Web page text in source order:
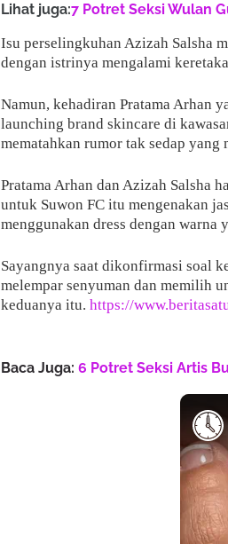
Lihat juga:7 Potret Seksi Wulan
Isu perselingkuhan Azizah Salsha
dengan istrinya mengalami
Namun, kehadiran Pratama Arhan
launching brand skincare di
mematahkan rumor tak sedap
Pratama Arhan dan Azizah Salsha
untuk Suwon FC itu mengenakan
menggunakan dress dengan warna
Sayangnya saat dikonfirmasi soal
melempar senyuman dan memilih
keduanya itu. https://
Baca Juga: 6 Potret Seksi Artis